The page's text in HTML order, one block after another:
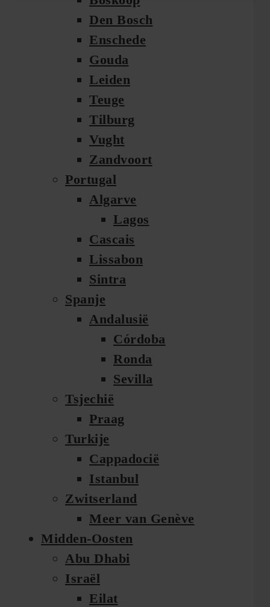
Den Bosch
Enschede
Gouda
Leiden
Teuge
Tilburg
Vught
Zandvoort
Portugal
Algarve
Lagos
Cascais
Lissabon
Sintra
Spanje
Andalusië
Córdoba
Ronda
Sevilla
Tsjechië
Praag
Turkije
Cappadocië
Istanbul
Zwitserland
Meer van Genève
Midden-Oosten
Abu Dhabi
Israël
Eilat